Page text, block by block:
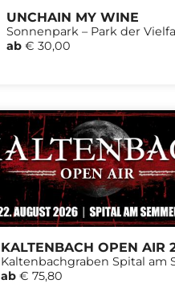
UNCHAIN MY WINE
Sonnenpark – Park der
ab € 30,00
KALTENBACH OPEN AIR
Kaltenbachgraben Spital am
ab € 75,80